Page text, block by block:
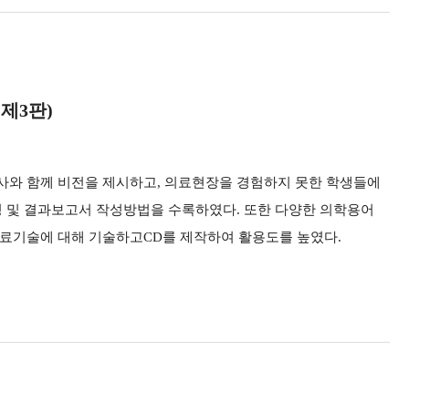
3판)
와 함께 비전을 제시하고, 의료현장을 경험하지 못한 학생들에
결과보고서 작성방법을 수록하였다. 또한 다양한 의학용어
기술에 대해 기술하고CD를 제작하여 활용도를 높였다.